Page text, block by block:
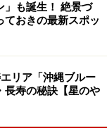
」も誕生！ 絶景づ
ておきの最新スポッ
リア「沖縄ブルー
長寿の秘訣【星のや